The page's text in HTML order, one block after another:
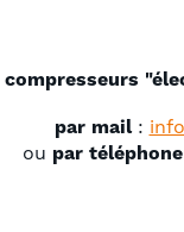
compresseurs
par mail:
ou par téléphone